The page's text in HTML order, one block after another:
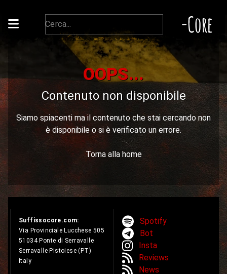
-Core
OOPS...
Contenuto non disponibile
Siamo spiacenti ma il contenuto che stai cercando non
è disponibile o si è verificato un errore.
Torna alla home
Suffissocore.com:
Via Provinciale Lucchese 505
51034 Ponte di Serravalle
Serravalle Pistoiese (PT)
Italy
Spotify
Bot
Insta
Reviews
News